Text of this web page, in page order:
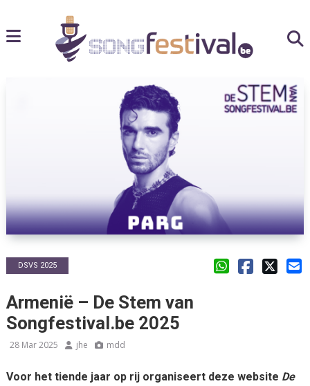
DSVS 2025
Armenië – De Stem van
Songfestival.be 2025
28 Mar 2025 jhe mdd
Voor het tiende jaar op rij organiseert deze website De